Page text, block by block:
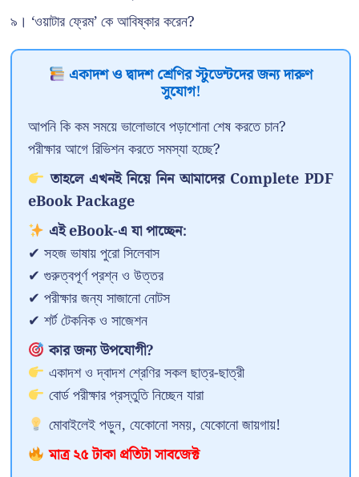
৯। ‘ওয়াটার ফ্রেম’ কে আবিষ্কার করেন?
একাদশ ও দ্বাদশ শ্রেণির স্টুডেন্টদের জন্য দারুণ
সুযোগ!
আপনি কি কম সময়ে ভালোভাবে পড়াশোনা শেষ করতে চান?
পরীক্ষার আগে রিভিশন করতে সমস্যা হচ্ছে?
তাহলে এখনই নিয়ে নিন আমাদের Complete PDF
eBook Package
এই eBook-এ যা পাচ্ছেন:
✔ সহজ ভাষায় পুরো সিলেবাস
✔ গুরুত্বপূর্ণ প্রশ্ন ও উত্তর
✔ পরীক্ষার জন্য সাজানো নোটস
✔ শর্ট টেকনিক ও সাজেশন
কার জন্য উপযোগী?
একাদশ ও দ্বাদশ শ্রেণির সকল ছাত্র-ছাত্রী
বোর্ড পরীক্ষার প্রস্তুতি নিচ্ছেন যারা
মোবাইলেই পড়ুন, যেকোনো সময়, যেকোনো জায়গায়!
মাত্র ২৫ টাকা প্রতিটা সাবজেক্ট